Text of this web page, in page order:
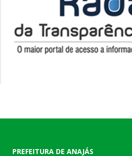
PREFEITURA DE ANAJÁS